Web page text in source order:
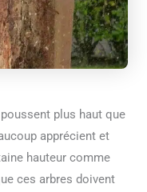
plus haut que
apprécient et
hauteur comme
ces arbres doivent